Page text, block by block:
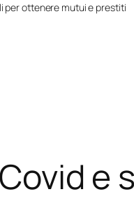
per ottenere mutui e prestiti
e